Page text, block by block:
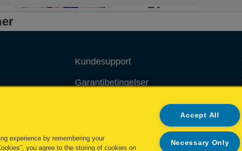
+2
Kundesupport
Garantibetingelser
Overensstemmelseserklæringer
Packaging Recycling Guidance
Administrer mine data
experience by remembering your
you agree to the storing of cookies on
Accept All
Necessary Only